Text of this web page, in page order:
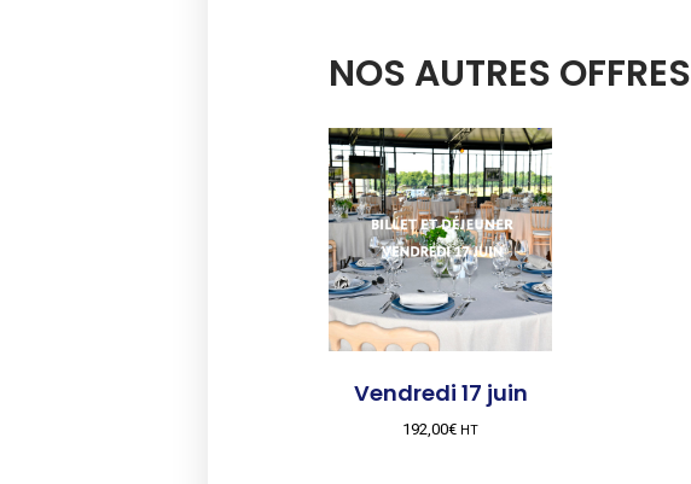
NOS AUTRES OFFRES
Vendredi 17 juin
192,00€ HT